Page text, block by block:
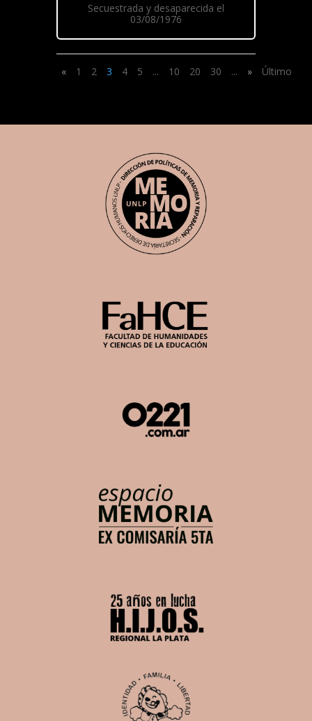
Secuestrada y desaparecida el
03/08/1976
« 1 2 3 4 5 ... 10 20 30 ... » Último